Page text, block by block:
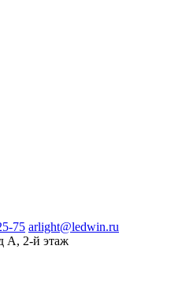
75 arlight@ledwin.ru
А, 2-й этаж